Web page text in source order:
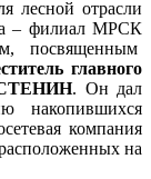
лесной отрасли
– филиал МРСК
посвященным
главного
СТЕНИН. Он дал
накопившихся
компания
на